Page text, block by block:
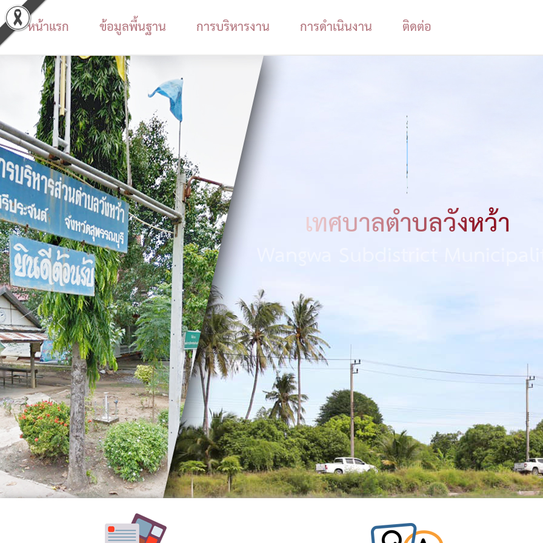
หน้าแรก ข้อมูลพื้นฐาน การบริหารงาน การดำเนินงาน
ติดต่อ
ประวัติ
หน่วย
งาน
ข้อมูล
พื้น
ฐาน
ทั่วไป
อำนาจ
หน้าที่
วิสัย
ทัศน์
พันธ
กิจ
ประเพณี
วัฒนธรรม
สถาน
ที่
สำคัญ
เทศบาลตำบลวังหว้า
Previous